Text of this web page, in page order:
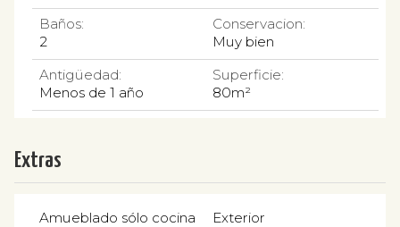
Baños:
2
Conservacion:
Muy bien
Antigüedad:
Menos de 1 año
Superficie:
80m²
Extras
Amueblado sólo cocina Exterior